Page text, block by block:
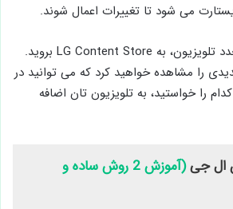
7- بعد از راه اندازی مجدد تلویزیون، به LG Content Store بروید.
را مشاهده خواهید کرد که می توانید در
را خواستید، به تلویزیون تان اضافه
ال جی
(آموزش 2 روش ساده و